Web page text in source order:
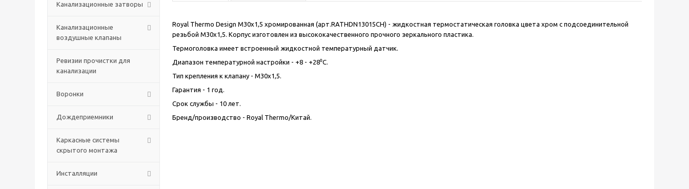
Канализационные затворы
Канализационные
воздушные клапаны
Ревизии прочистки для
канализации
Воронки
Дождеприемники
Каркасные системы
скрытого монтажа
Инсталляции
Royal Thermo Design М30х1,5 хромированная (арт.RATHDN13015CH) - жидкостная термостатическая головка цвета хром с подсоединительной
резьбой М30х1,5. Корпус изготовлен из высококачественного прочного зеркального пластика.
Термоголовка имеет встроенный жидкостной температурный датчик.
Диапазон температурной настройки - +8 - +28⁰С.
Тип крепления к клапану - M30x1,5.
Гарантия - 1 год.
Срок службы - 10 лет.
Бренд/производство - Royal Thermo/Китай.